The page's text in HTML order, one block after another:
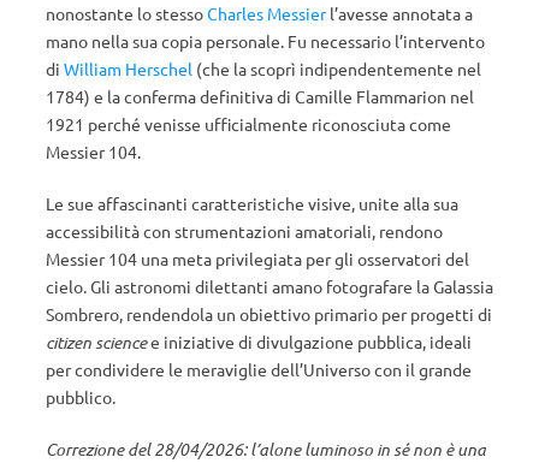
nonostante lo stessoCharles Messierl’avesse annotata a
mano nella sua copia personale. Fu necessario l’intervento
di William Herschel (che la scoprì indipendentemente nel
1784) e la conferma definitiva di Camille Flammarion nel
1921 perché venisse ufficialmente riconosciuta come
Messier 104.
Le sue affascinanti caratteristiche visive, unite alla sua
accessibilità con strumentazioni amatoriali, rendono
Messier 104 una meta privilegiata per gli osservatori del
cielo. Gli astronomi dilettanti amano fotografare la Galassia
Sombrero, rendendola un obiettivo primario per progetti di
citizen sciencee iniziative di divulgazione pubblica, ideali
per condividere le meraviglie dell’Universo con il grande
pubblico.
Correzione del 28/04/2026: l’alone luminoso in sé non è una